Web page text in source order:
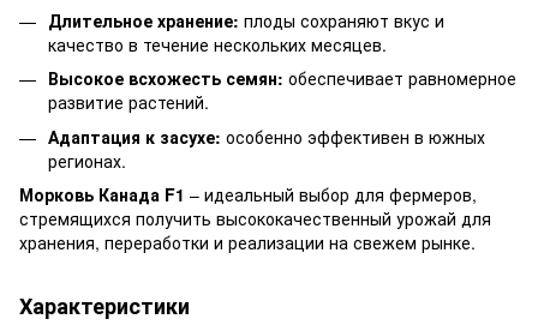
Длительное хранение: плоды сохраняют вкус и
качество в течение нескольких месяцев.
Высокое всхожесть семян: обеспечивает равномерное
развитие растений.
Адаптация к засухе: особенно эффективен в южных
регионах.
Морковь Канада F1 – идеальный выбор для фермеров,
стремящихся получить высококачественный урожай для
хранения, переработки и реализации на свежем рынке.
Характеристики